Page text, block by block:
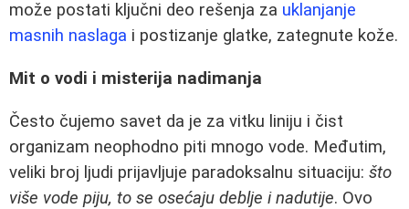
može postati ključni deo rešenja za uklanjanje
masnih naslaga i postizanje glatke, zategnute kože.
Mit o vodi i misterija nadimanja
Često čujemo savet da je za vitku liniju i čist
organizam neophodno piti mnogo vode. Međutim,
veliki broj ljudi prijavljuje paradoksalnu situaciju: što
više vode piju, to se osećaju deblje i nadutije. Ovo